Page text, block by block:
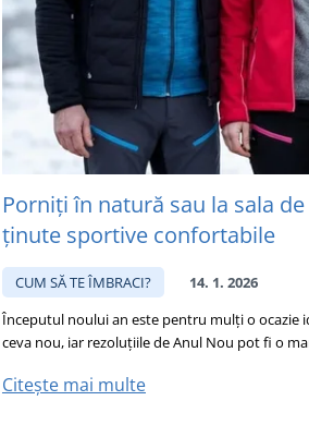
Porniți în natură sau la sala
ținute sportive confortabile
CUM SĂ TE ÎMBRACI?
14. 1. 2026
Începutul noului an este pentru mulți o ocazie
ceva nou, iar rezoluțiile de Anul Nou pot fi o
Citește mai multe